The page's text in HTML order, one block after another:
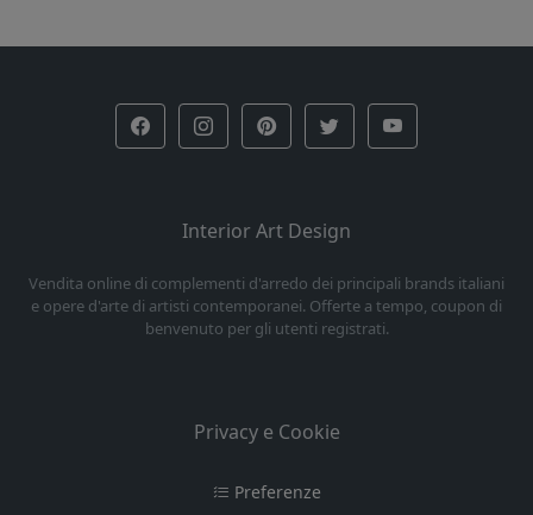
Interior Art Design
Vendita online di complementi d'arredo dei principali brands italiani
e opere d'arte di artisti contemporanei. Offerte a tempo, coupon di
benvenuto per gli utenti registrati.
Privacy e Cookie
Preferenze